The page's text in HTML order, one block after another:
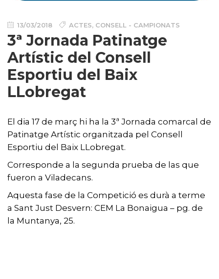
13/03/2018 ACTES, CONSELL - CAMPIONATS
3ª Jornada Patinatge
Artístic del Consell
Esportiu del Baix
LLobregat
El dia 17 de març hi ha la 3ª Jornada comarcal de
Patinatge Artístic organitzada pel Consell
Esportiu del Baix LLobregat.
Corresponde a la segunda prueba de las que
fueron a Viladecans.
Aquesta fase de la Competició es durà a terme
a Sant Just Desvern: CEM La Bonaigua – pg. de
la Muntanya, 25.